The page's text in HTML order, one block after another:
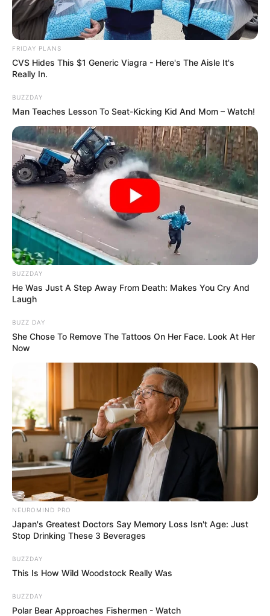
FRIDAY PLANS
CVS Hides This $1 Generic Viagra - Here's The Aisle It's
Really In.
BUZZDAY
Man Teaches Lesson To Seat-Kicking Kid And Mom – Watch!
BUZZDAY
He Was Just A Step Away From Death: Makes You Cry And
Laugh
BUZZ DAY
She Chose To Remove The Tattoos On Her Face. Look At Her
Now
NEUROMIND PRO
Japan's Greatest Doctors Say Memory Loss Isn't Age: Just
Stop Drinking These 3 Beverages
BUZZDAY
This Is How Wild Woodstock Really Was
BUZZDAY
Polar Bear Approaches Fishermen - Watch